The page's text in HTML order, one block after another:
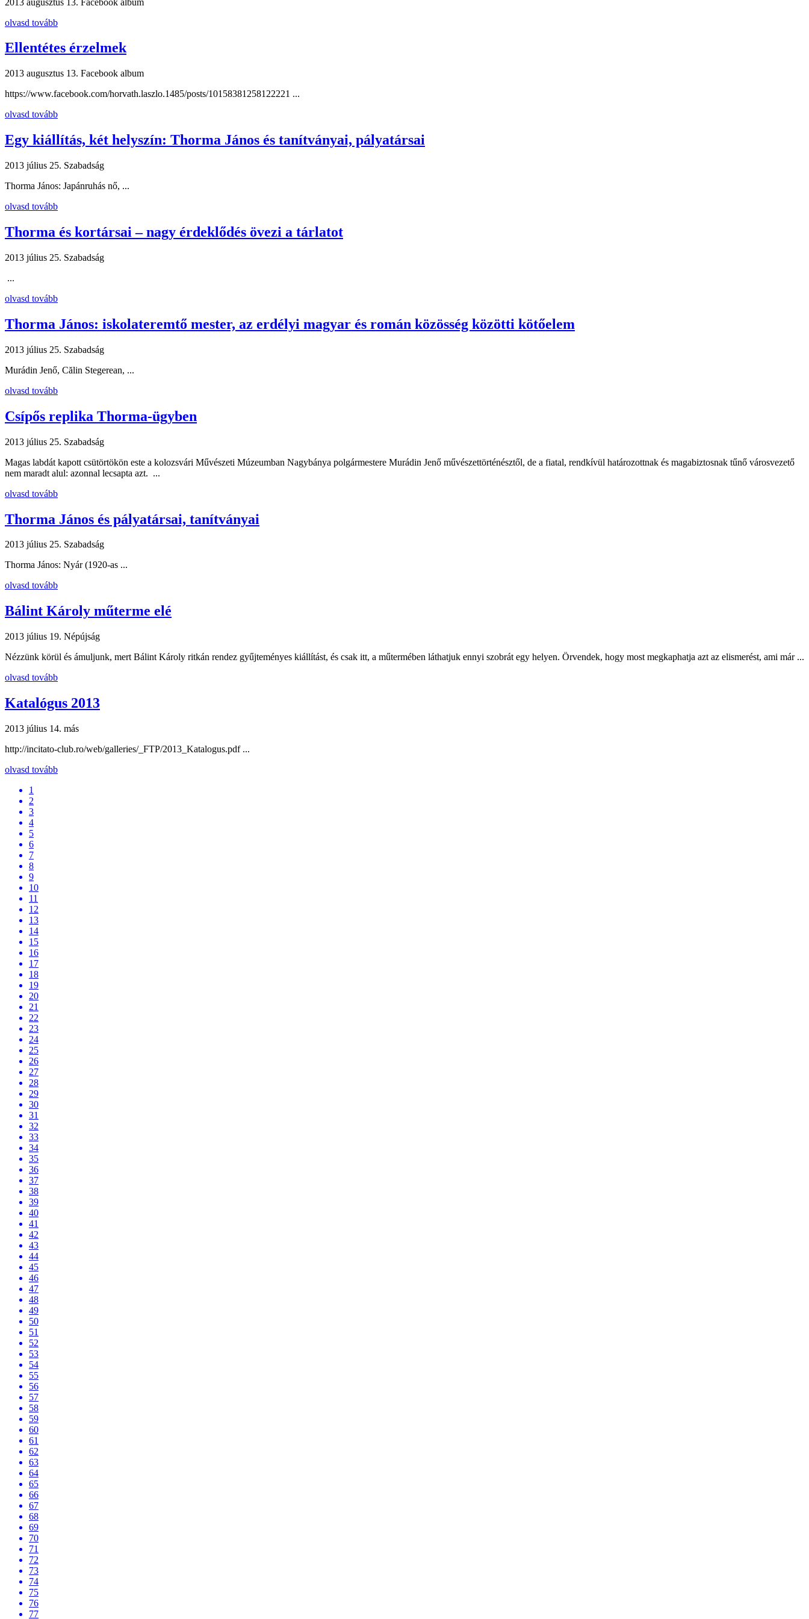
olvasd tovább
Ellentétes érzelmek
2013 augusztus 13. Facebook album
https://www.facebook.com/horvath.laszlo.1485/posts/10158381258122221 ...
olvasd tovább
Egy kiállítás, két helyszín: Thorma János és tanítványai, pályatársai
2013 július 25. Szabadság
Thorma János: Japánruhás nő, ...
olvasd tovább
Thorma és kortársai – nagy érdeklődés övezi a tárlatot
2013 július 25. Szabadság
...
olvasd tovább
Thorma János: iskolateremtő mester, az erdélyi magyar és román közösség közötti kötőelem
2013 július 25. Szabadság
Murádin Jenő, Călin Stegerean, ...
olvasd tovább
Csípős replika Thorma-ügyben
2013 július 25. Szabadság
Magas labdát kapott csütörtökön este a kolozsvári Művészeti Múzeumban Nagybánya polgármestere Murádin Jenő művészettörténésztől, de a fiatal, rendkívül határozottnak és magabiztosnak tűnő városvezető
nem maradt alul: azonnal lecsapta azt. ...
olvasd tovább
Thorma János és pályatársai, tanítványai
2013 július 25. Szabadság
Thorma János: Nyár (1920-as ...
olvasd tovább
Bálint Károly műterme elé
2013 július 19. Népújság
Nézzünk körül és ámuljunk, mert Bálint Károly ritkán rendez gyűjteményes kiállítást, és csak itt, a műtermében láthatjuk ennyi szobrát egy helyen. Örvendek, hogy most megkaphatja azt az elismerést, ami már ...
olvasd tovább
Katalógus 2013
2013 július 14. más
http://incitato-club.ro/web/galleries/_FTP/2013_Katalogus.pdf ...
olvasd tovább
1
2
3
4
5
6
7
8
9
10
11
12
13
14
15
16
17
18
19
20
21
22
23
24
25
26
27
28
29
30
31
32
33
34
35
36
37
38
39
40
41
42
43
44
45
46
47
48
49
50
51
52
53
54
55
56
57
58
59
60
61
62
63
64
65
66
67
68
69
70
71
72
73
74
75
76
77